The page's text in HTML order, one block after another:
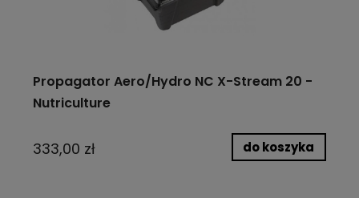
Propagator Aero/Hydro NC X-Stream 20 -
Nutriculture
333,00 zł do koszyka